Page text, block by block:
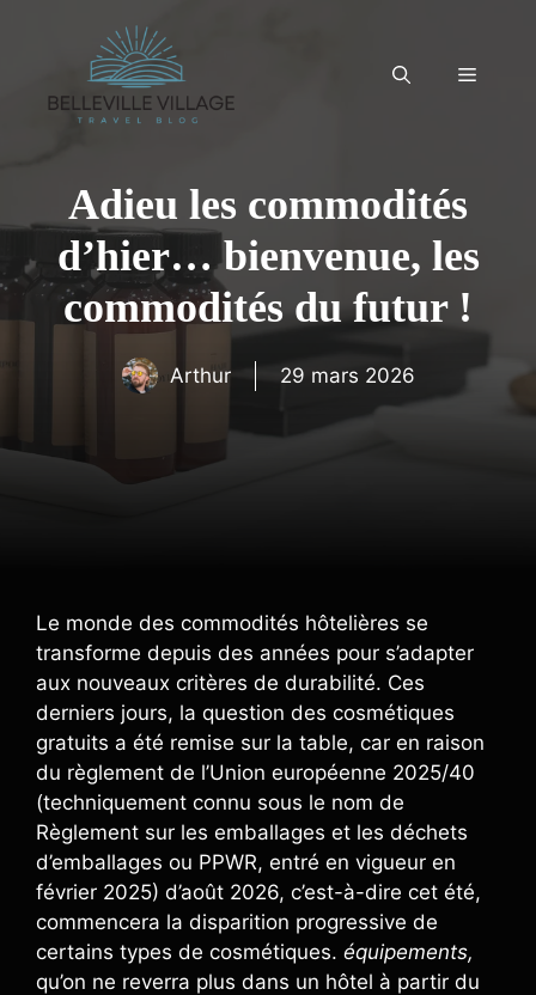
Menu
Adieu les commodités
d’hier… bienvenue, les
commodités du futur !
Arthur 29 mars 2026
Le monde des commodités hôtelières se
transforme depuis des années pour s’adapter
aux nouveaux critères de durabilité. Ces
derniers jours, la question des cosmétiques
gratuits a été remise sur la table, car en raison
du règlement de l’Union européenne 2025/40
(techniquement connu sous le nom de
Règlement sur les emballages et les déchets
d’emballages ou PPWR, entré en vigueur en
février 2025) d’août 2026, c’est-à-dire cet été,
commencera la disparition progressive de
certains types de cosmétiques. équipements,
qu’on ne reverra plus dans un hôtel à partir du